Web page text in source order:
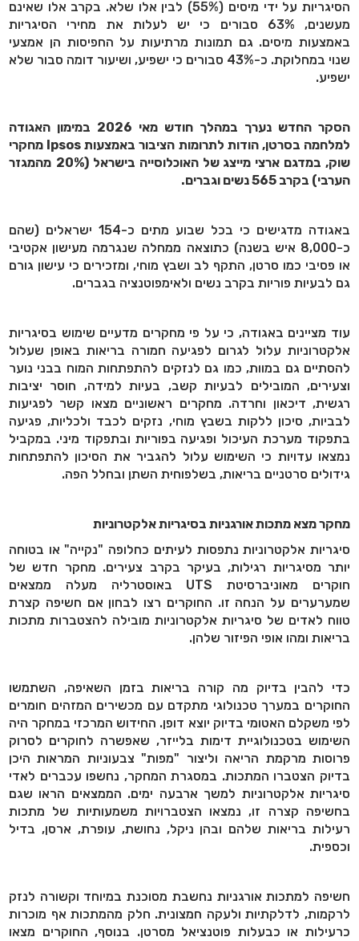
הסיגריות על ידי מיסים (55%) לבין אלו שלא. בקרב אלו שאינם
מעשנים, 63% סבורים כי יש לעלות את מחירי הסיגריות
באמצעות מיסים. גם תמונות מרתיעות על החפיסות הן אמצעי
שנוי במחלוקת. כ-43% סבורים כי ישפיע, ושיעור דומה סבור שלא
ישפיע.
הסקר החדש נערך במהלך חודש מאי 2026 במימון האגודה
למלחמה בסרטן, הודות לתרומות הציבור באמצעותIpsosמחקרי
שוק, במדגם ארצי מייצג של האוכלוסייה בישראל (20%
מהמגזר
הערבי) בקרב 565 נשים וגברים.
באגודה מדגישים כי בכל שבוע מתים כ-154 ישראלים (שהם
כ-8,000 איש בשנה) כתוצאה ממחלה שנגרמה מעישון אקטיבי
או פסיבי כמו סרטן, התקף לב ושבץ מוחי, ומזכירים כי עישון גורם
גם לבעיות פוריות בקרב נשים ולאימפוטנציה בגברים.
עוד מציינים באגודה, כי על פי מחקרים מדעיים שימוש בסיגריות
אלקטרוניות עלול לגרום לפגיעה חמורה בריאות באופן שעלול
להסתיים גם במוות, כמו גם לנזקים להתפתחות המוח בבני נוער
וצעירים, המובילים לבעיות קשב, בעיות למידה, חוסר יציבות
רגשית, דיכאון וחרדה. מחקרים ראשוניים מצאו קשר לפגיעות
לבביות, סיכון ללקות בשבץ מוחי, נזקים לכבד ולכליות, פגיעה
בתפקוד מערכת העיכול ופגיעה בפוריות ובתפקוד מיני. במקביל
נמצאו עדויות כי השימוש עלול להגביר את הסיכון להתפתחות
גידולים סרטניים בריאות, בשלפוחית השתן ובחלל הפה.
מחקר מצא מתכות אורגניות בסיגריות אלקטרוניות
סיגריות אלקטרוניות נתפסות לעיתים כחלופה "נקייה" או בטוחה
יותר מסיגריות רגילות, בעיקר בקרב צעירים. מחקר חדש של
חוקרים מאוניברסיטתUTS
באוסטרליה מעלה ממצאים
שמערערים על הנחה זו.החוקרים רצו לבחון אם חשיפה קצרת
טווח לאדים של סיגריות אלקטרוניות מובילה להצטברות מתכות
בריאות ומהו אופי הפיזור שלהן.
כדי להבין בדיוק מה קורה בריאות בזמן השאיפה, השתמשו
החוקרים במערך טכנולוגי מתקדם עם מכשירים המזהים חומרים
לפי משקלם האטומי בדיוק יוצא דופן. החידוש המרכזי במחקר היה
השימוש בטכנולוגיית דימות בלייזר, שאפשרה לחוקרים לסרוק
פרוסות מרקמת הריאה וליצור "מפות" צבעוניות המראות היכן
בדיוק הצטברו המתכות. במסגרת המחקר, נחשפו עכברים לאדי
סיגריות אלקטרוניות למשך ארבעה ימים. הממצאים הראו שגם
בחשיפה קצרה זו, נמצאו הצטברויות משמעותיות של מתכות
רעילות בריאות שלהם ובהן ניקל, נחושת, עופרת, ארסן, בדיל
וכספית.
חשיפה למתכות אורגניות נחשבת מסוכנת במיוחד וקשורה לנזק
לרקמות, לדלקתיות ולעקה חמצונית. חלק מהמתכות אף מוכרות
כרעילות או כבעלות פוטנציאל מסרטן. בנוסף, החוקרים מצאו